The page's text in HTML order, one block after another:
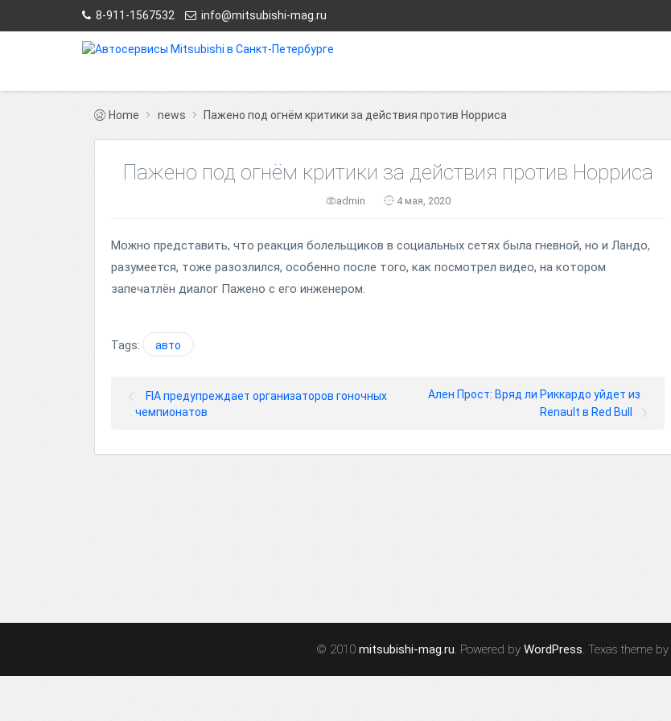
8-911-1567532 info@mitsubishi-mag.ru
Home news Пажено под огнём критики за действия против Норриса
Пажено под огнём критики за действия против Норриса
admin 4 мая, 2020
Можно представить, что реакция болельщиков в социальных сетях была гневной, но и Ландо,
разумеется, тоже разозлился, особенно после того, как посмотрел видео, на котором
запечатлён диалог Пажено с его инженером.
Tags: авто
FIA предупреждает организаторов гоночных
чемпионатов
Ален Прост: Вряд ли Риккардо уйдет из
Renault в Red Bull
© 2010 mitsubishi-mag.ru. Powered by WordPress. Texas theme by